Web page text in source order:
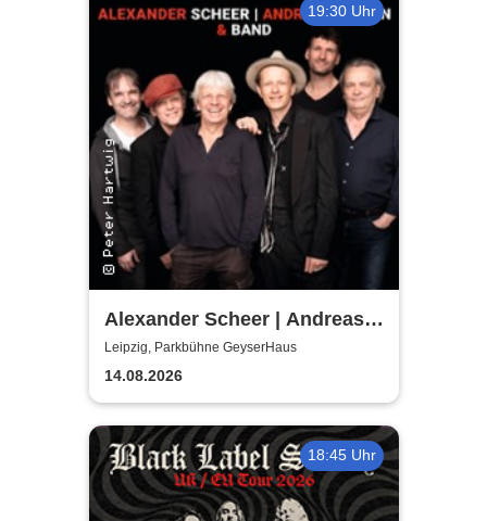
19:30 Uhr
Alexander Scheer | Andreas
Dresen & Band spielen (nicht
nur) Gundermann
Leipzig, Parkbühne GeyserHaus
14.08.2026
18:45 Uhr